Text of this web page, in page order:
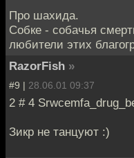
Про шахида.
Собке - собачья
любители этих
RazorFish »
#9 | 28.06.01 09:37
2 # 4
Зикр не танцуют :)